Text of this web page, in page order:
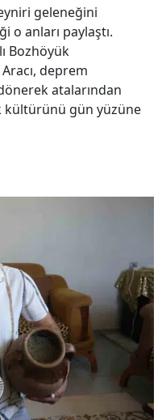
geleneğini
o anları paylaştı.
Bozhöyük
deprem
atalarından
kültürünü gün yüzüne